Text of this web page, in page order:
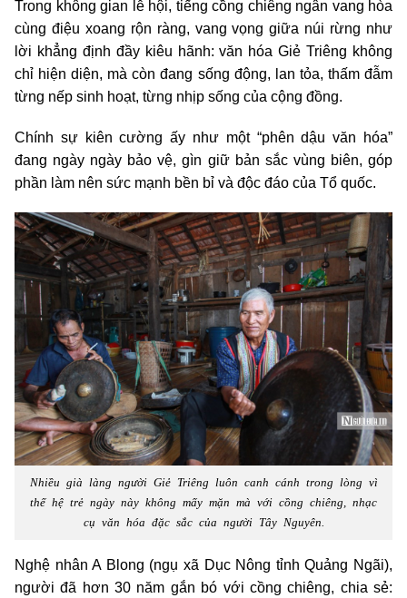
Trong không gian lễ hội, tiếng cồng chiêng ngân vang hòa
cùng điệu xoang rộn ràng, vang vọng giữa núi rừng như
lời khẳng định đầy kiêu hãnh: văn hóa Giẻ Triêng không
chỉ hiện diện, mà còn đang sống động, lan tỏa, thấm đẫm
từng nếp sinh hoạt, từng nhịp sống của cộng đồng.
Chính sự kiên cường ấy như một “phên dậu văn hóa”
đang ngày ngày bảo vệ, gìn giữ bản sắc vùng biên, góp
phần làm nên sức mạnh bền bỉ và độc đáo của Tổ quốc.
Nhiều già làng người Giẻ Triêng luôn canh cánh trong lòng vì
thế hệ trẻ ngày này không mấy mặn mà với cồng chiêng, nhạc
cụ văn hóa đặc sắc của người Tây Nguyên.
Nghệ nhân A Blong (ngụ xã Dục Nông tỉnh Quảng Ngãi),
người đã hơn 30 năm gắn bó với cồng chiêng, chia sẻ: